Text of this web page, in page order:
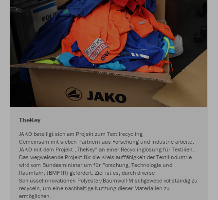
TheKey
JAKO beteiligt sich am Projekt zum Textilrecycling
Gemeinsam mit sieben Partnern aus Forschung und Industrie arbeitet
JAKO mit dem Projekt „TheKey“ an einer Recyclinglösung für Textilien.
Das wegweisende Projekt für die Kreislauffähigkeit der Textilindustrie
wird vom Bundesministerium für Forschung, Technologie und
Raumfahrt (BMFTR) gefördert. Ziel ist es, durch diverse
Schlüsselinnovationen Polyester/Baumwoll-Mischgewebe vollständig zu
recyceln, um eine nachhaltige Nutzung dieser Materialien zu
ermöglichen.